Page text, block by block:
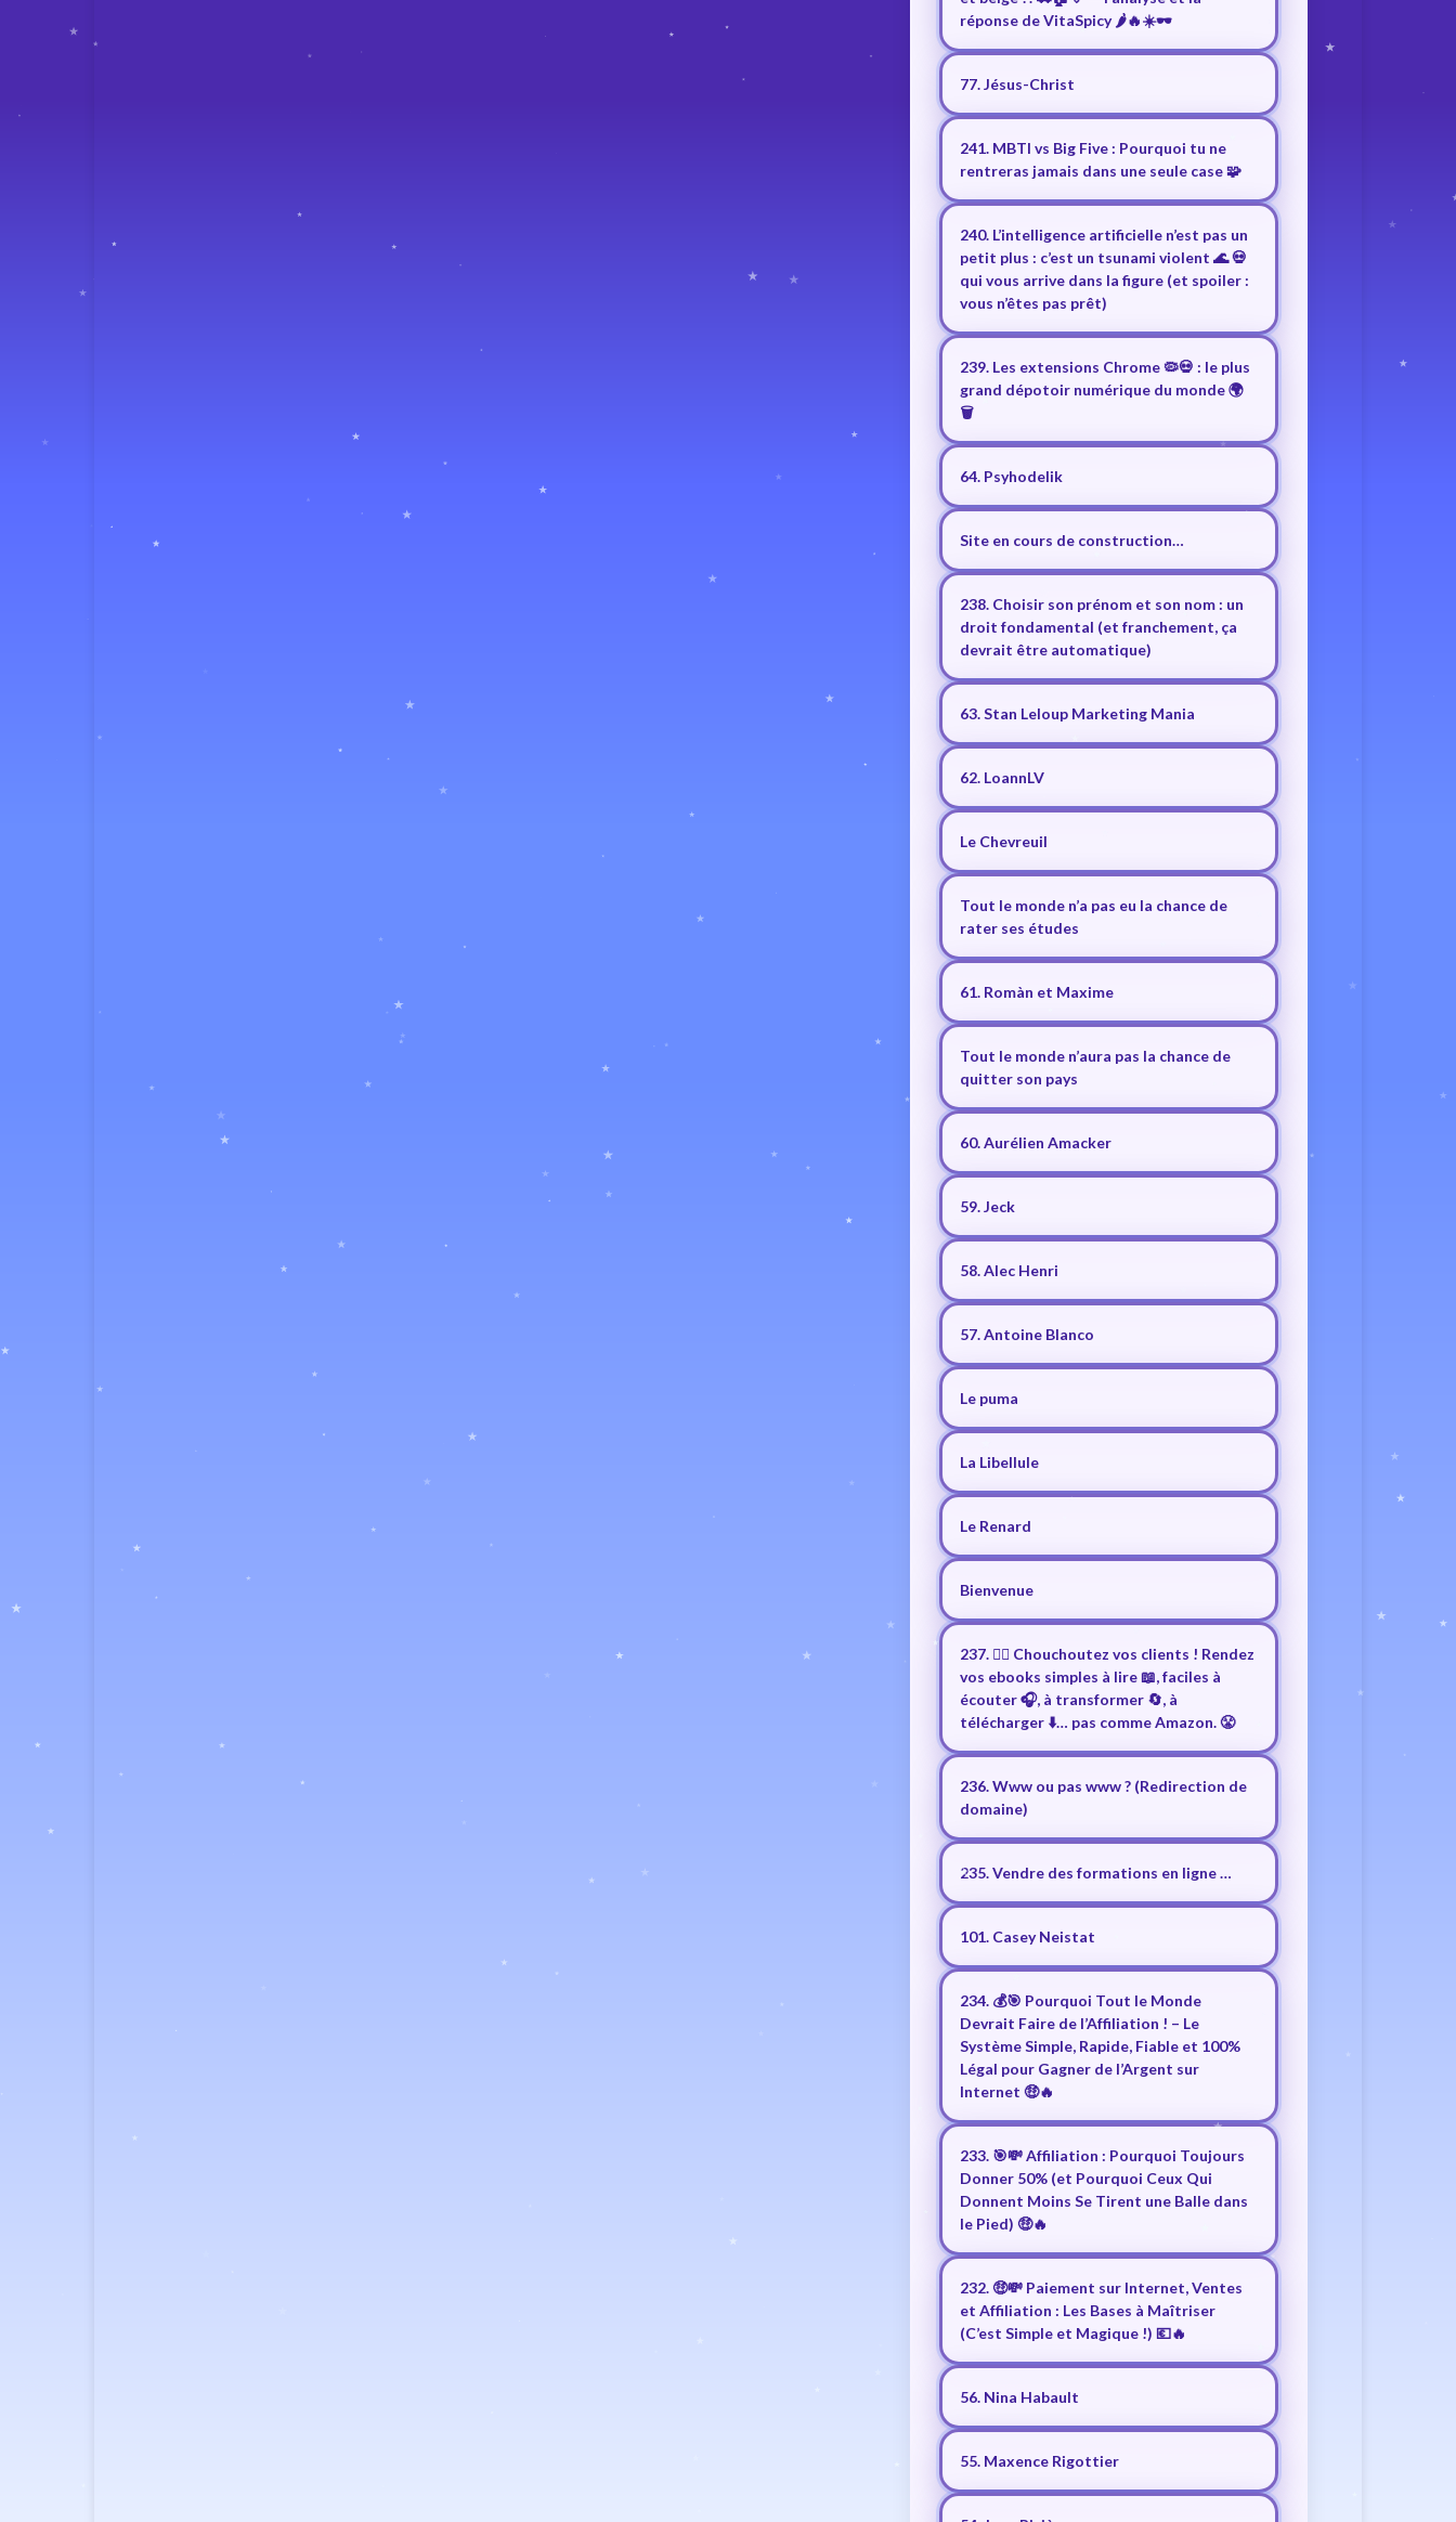
réponse de VitaSpicy 🌶️🔥☀️🕶️
77. Jésus-Christ
241. MBTI vs Big Five : Pourquoi tu ne
rentreras jamais dans une seule case 🧩
240. L’intelligence artificielle n’est pas un
petit plus : c’est un tsunami violent 🌊 💀
qui vous arrive dans la figure (et spoiler :
vous n’êtes pas prêt)
239. Les extensions Chrome 🦠💀 : le plus
grand dépotoir numérique du monde 🌍
🗑️
64. Psyhodelik
Site en cours de construction…
238. Choisir son prénom et son nom : un
droit fondamental (et franchement, ça
devrait être automatique)
63. Stan Leloup Marketing Mania
62. LoannLV
Le Chevreuil
Tout le monde n’a pas eu la chance de
rater ses études
61. Romàn et Maxime
Tout le monde n’aura pas la chance de
quitter son pays
60. Aurélien Amacker
59. Jeck
58. Alec Henri
57. Antoine Blanco
Le puma
La Libellule
Le Renard
Bienvenue
237. ❤️‍🔥 Chouchoutez vos clients ! Rendez
vos ebooks simples à lire 📖, faciles à
écouter 🎧, à transformer 🔄, à
télécharger ⬇️… pas comme Amazon. 😤
236. Www ou pas www ? (Redirection de
domaine)
235. Vendre des formations en ligne …
101. Casey Neistat
234. 💰🎯 Pourquoi Tout le Monde
Devrait Faire de l’Affiliation ! – Le
Système Simple, Rapide, Fiable et 100%
Légal pour Gagner de l’Argent sur
Internet 🤑🔥
233. 🎯💸 Affiliation : Pourquoi Toujours
Donner 50% (et Pourquoi Ceux Qui
Donnent Moins Se Tirent une Balle dans
le Pied) 🤑🔥
232. 🤑💸 Paiement sur Internet, Ventes
et Affiliation : Les Bases à Maîtriser
(C’est Simple et Magique !) 💶🔥
56. Nina Habault
55. Maxence Rigottier